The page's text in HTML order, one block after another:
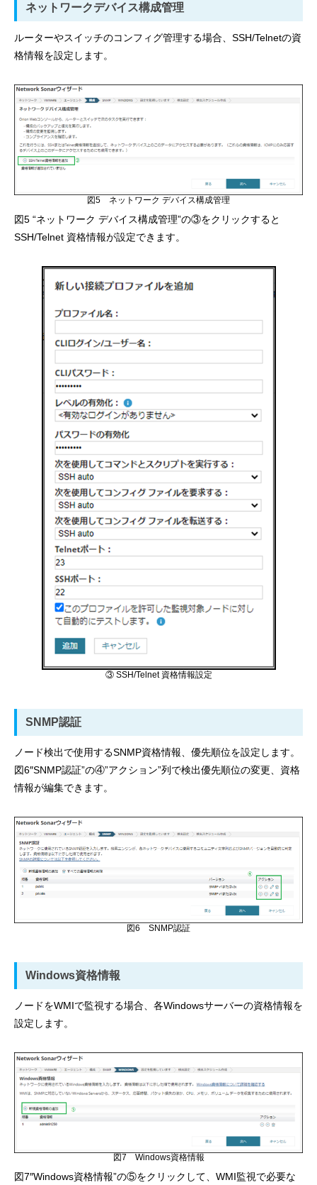
ネットワークデバイス構成管理
ルーターやスイッチのコンフィグ管理する場合、SSH/Telnetの資
格情報を設定します。
図5 ネットワーク デバイス構成管理
図5 “ネットワーク デバイス構成管理”の③をクリックすると
SSH/Telnet 資格情報が設定できます。
③ SSH/Telnet 資格情報設定
SNMP認証
ノード検出で使用するSNMP資格情報、優先順位を設定します。
図6″SNMP認証”の④”アクション”列で検出優先順位の変更、資格
情報が編集できます。
図6 SNMP認証
Windows資格情報
ノードをWMIで監視する場合、各Windowsサーバーの資格情報を
設定します。
図7 Windows資格情報
図7″Windows資格情報”の⑤をクリックして、WMI監視で必要な